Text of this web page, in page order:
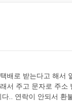
배로 받는다고 해
서 주고 문자로 주
.. 연락이 안되서 환